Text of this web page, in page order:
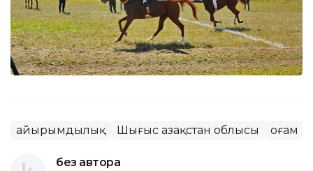
Қайырымдылық Шығыс Қазақстан облысы Қоғам
без автора